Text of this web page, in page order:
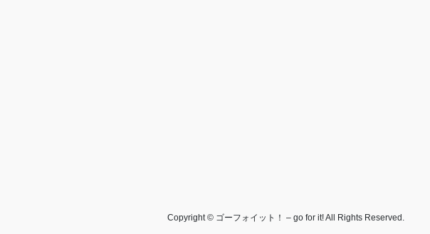
Copyright © ゴーフォイット！ – go for it! All Rights Reserved.